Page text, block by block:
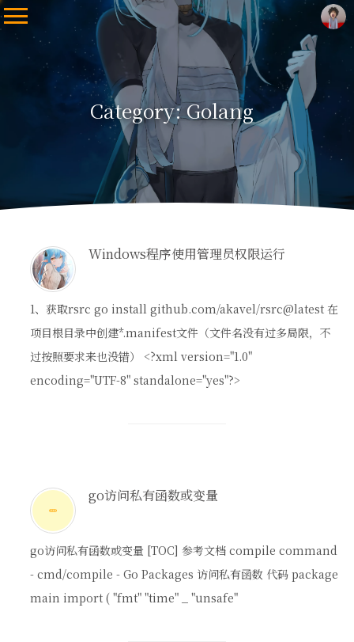
Category: Golang
Windows程序使用管理员权限运行
1、获取rsrc go install github.com/akavel/rsrc@latest 在
项目根目录中创建*.manifest文件（文件名没有过多局限，不
过按照要求来也没错） <?xml version="1.0"
encoding="UTF-8" standalone="yes"?>
go访问私有函数或变量
go访问私有函数或变量 [TOC] 参考文档 compile command
- cmd/compile - Go Packages 访问私有函数 代码 package
main import ( "fmt" "time" _ "unsafe"